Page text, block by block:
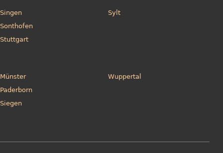
Singen
Sonthofen
Stuttgart
Sylt
Münster
Paderborn
Siegen
Wuppertal